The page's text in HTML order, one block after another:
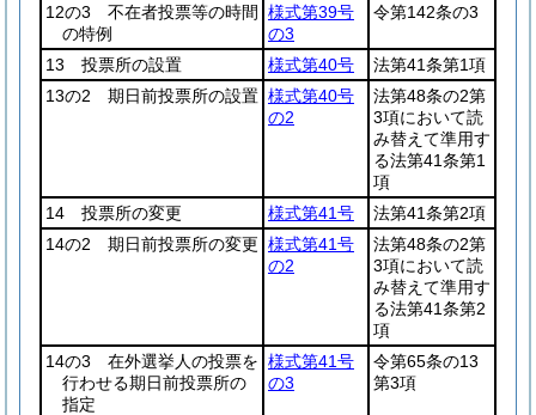
12の3 不在者投票等の時間
の特例
様式第39号
の3
令第142条の3
13 投票所の設置 様式第40号
法第41条第1項
13の2 期日前投票所の設置 様式第40号
の2
法第48条の2第
3項において読
み替えて準用す
る法第41条第1
項
14 投票所の変更
様式第41号
法第41条第2項
14の2 期日前投票所の変更 様式第41号
の2
法第48条の2第
3項において読
み替えて準用す
る法第41条第2
項
14の3 在外選挙人の投票を
行わせる期日前投票所の
指定
様式第41号
の3
令第65条の13
第3項